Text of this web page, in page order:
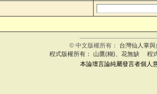
© 中文版權所有： 台灣仙人掌
程式版權所有： 山鷹(糊)、花無缺 程
本論壇言論純屬發言者個人